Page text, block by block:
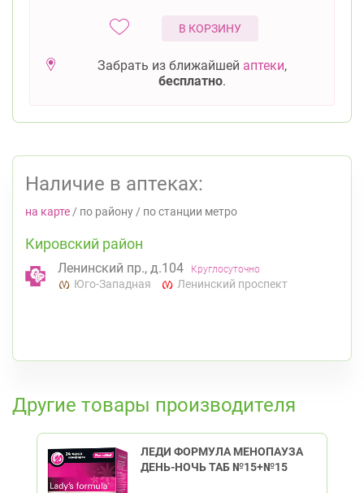
В КОРЗИНУ
Забрать из ближайшей аптеки,
бесплатно.
Наличие в аптеках:
на карте / по району / по станции метро
Кировский район
Ленинский пр., д.104 Круглосуточно
Юго-Западная Ленинский проспект
Другие товары производителя
ЛЕДИ ФОРМУЛА МЕНОПАУЗА
ДЕНЬ-НОЧЬ ТАБ №15+№15